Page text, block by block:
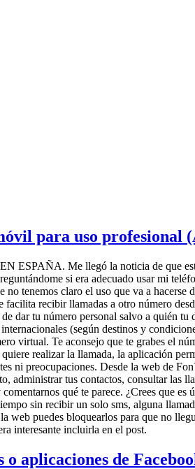
para uso profesional
Me llegó la noticia de que esta
si era adecuado usar mi
tenemos claro el uso que va a
recibir llamadas a otro número
dar tu número personal salvo a quién
(según destinos y
virtual. Te aconsejo que te grabes el
realizar la llamada, la aplicación
ni preocupaciones. Desde la web de
administrar tus contactos, consultar las
qué te parece. ¿Crees que
sin recibir un solo sms, alguna
web puedes bloquearlos para que no
interesante incluirla en el post.
aplicaciones de